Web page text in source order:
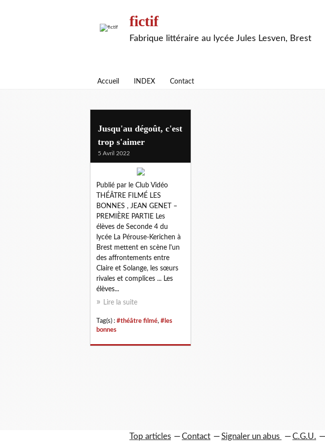
fictif
Fabrique littéraire au lycée Jules Lesven, Brest
Accueil INDEX Contact
theatre filme
Jusqu'au dégoût, c'est
trop s'aimer
5 Avril 2022
Publié par le Club Vidéo
THÉÂTRE FILMÉ LES
BONNES , JEAN GENET –
PREMIÈRE PARTIE Les
élèves de Seconde 4 du
lycée La Pérouse-Kerichen à
Brest mettent en scène l'un
des affrontements entre
Claire et Solange, les sœurs
rivales et complices ... Les
élèves...
Lire la suite
Tag(s) : #théâtre filmé, #les
bonnes
Top articles Contact Signaler un abus C.G.U.